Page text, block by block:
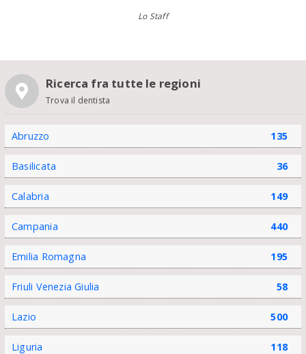
Lo Staff
Ricerca fra tutte le regioni
Trova il dentista
Abruzzo 135
Basilicata 36
Calabria 149
Campania 440
Emilia Romagna 195
Friuli Venezia Giulia 58
Lazio 500
Liguria 118